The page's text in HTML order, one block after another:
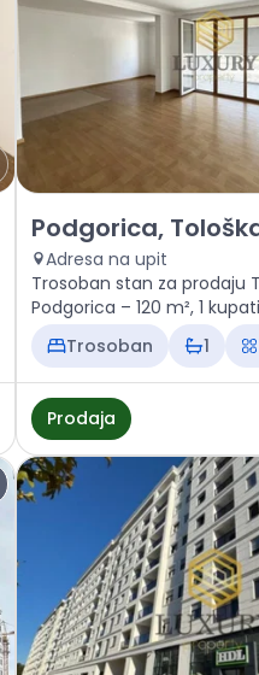
Prodaja - Stan
Podgorica,
Adresa na upit
Trosoban stan za prodaju
Podgorica – 120 m², 1
360.000 €
Trosoban 1
Prodaja